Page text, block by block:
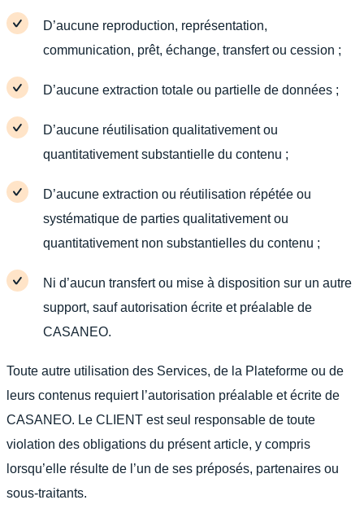
D’aucune reproduction, représentation,
communication, prêt, échange, transfert ou cession ;
D’aucune extraction totale ou partielle de données ;
D’aucune réutilisation qualitativement ou
quantitativement substantielle du contenu ;
D’aucune extraction ou réutilisation répétée ou
systématique de parties qualitativement ou
quantitativement non substantielles du contenu ;
Ni d’aucun transfert ou mise à disposition sur un autre
support, sauf autorisation écrite et préalable de
CASANEO.
Toute autre utilisation des Services, de la Plateforme ou de
leurs contenus requiert l’autorisation préalable et écrite de
CASANEO. Le CLIENT est seul responsable de toute
violation des obligations du présent article, y compris
lorsqu’elle résulte de l’un de ses préposés, partenaires ou
sous-traitants.